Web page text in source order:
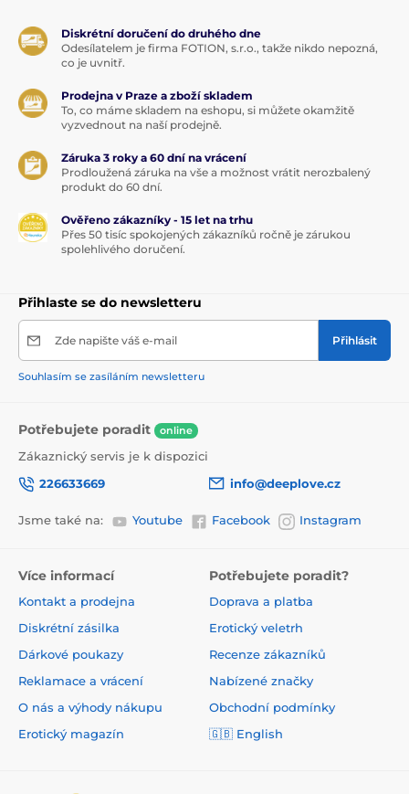
Diskrétní doručení do druhého dne
Odesílatelem je firma FOTION, s.r.o., takže nikdo nepozná,
co je uvnitř.
Prodejna v Praze a zboží skladem
To, co máme skladem na eshopu, si můžete okamžitě
vyzvednout na naší prodejně.
Záruka 3 roky a 60 dní na vrácení
Prodloužená záruka na vše a možnost vrátit nerozbalený
produkt do 60 dní.
Ověřeno zákazníky - 15 let na trhu
Přes 50 tisíc spokojených zákazníků ročně je zárukou
spolehlivého doručení.
Přihlaste se do newsletteru
Zde napište váš e-mail Přihlásit
Souhlasím se zasíláním newsletteru
Potřebujete poradit online
Zákaznický servis je k dispozici
226633669
info@deeplove.cz
Jsme také na: Youtube Facebook Instagram
Více informací
Kontakt a prodejna
Diskrétní zásilka
Dárkové poukazy
Reklamace a vrácení
O nás a výhody nákupu
Erotický magazín
Potřebujete poradit?
Doprava a platba
Erotický veletrh
Recenze zákazníků
Nabízené značky
Obchodní podmínky
🇬🇧 English